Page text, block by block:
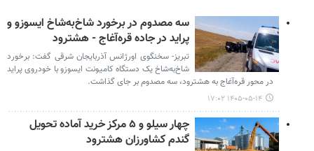
سه مصدوم در برخورد شاخ‌به‌شاخ ایسوزو و
پراید در جاده قره‌آغاج - هشترود
تبریز- سخنگوی اورژانس آذربایجان شرقی گفت: برخورد
شاخ‌به‌شاخ یک دستگاه کامیونت ایسوزو با خودروی پراید
در محور قره‌آغاج به هشترود، سه مصدوم بر جای گذاشت.
۱۴۰۵-۰۵-۱۴ ۱۷:۰۲
چهار سیلو و ۵ مرکز خرید آماده تحویل
گندم کشاورزان هشترود